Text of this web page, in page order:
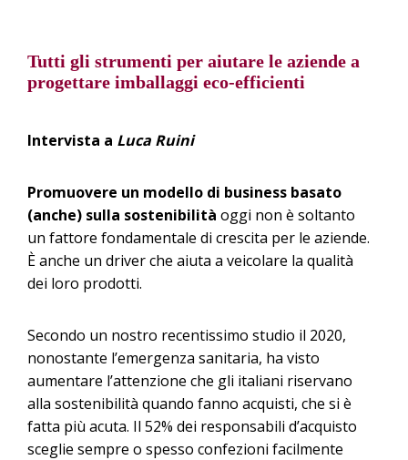
Tutti gli strumenti per aiutare le aziende a
progettare imballaggi eco-efficienti
Intervista a Luca Ruini
Promuovere un modello di business basato
(anche) sulla sostenibilità oggi non è soltanto
un fattore fondamentale di crescita per le aziende.
È anche un driver che aiuta a veicolare la qualità
dei loro prodotti.
Secondo un nostro recentissimo studio il 2020,
nonostante l’emergenza sanitaria, ha visto
aumentare l’attenzione che gli italiani riservano
alla sostenibilità quando fanno acquisti, che si è
fatta più acuta. Il 52% dei responsabili d’acquisto
sceglie sempre o spesso confezioni facilmente